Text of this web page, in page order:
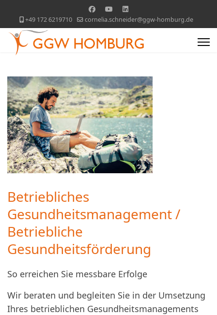
+49 172 6219710 cornelia.schneider@ggw-homburg.de
Betriebliches
Gesundheitsmanagement /
Betriebliche
Gesundheitsförderung
So erreichen Sie messbare Erfolge
Wir beraten und begleiten Sie in der Umsetzung
Ihres betrieblichen Gesundheitsmanagements